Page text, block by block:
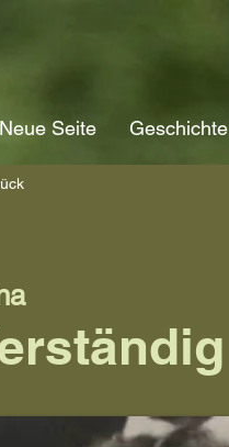
Neue Seite Geschichte